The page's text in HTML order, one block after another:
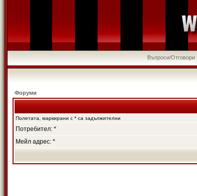
Въпроси/Отговори
Форуми
Полетата, маркирани с * са задължителни
Потребител: *
Мейл адрес: *